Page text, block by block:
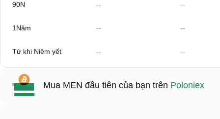
90N -- --
1Năm -- --
Từ khi Niêm yết -- --
Mua MEN đầu tiên của bạn trên Poloniex